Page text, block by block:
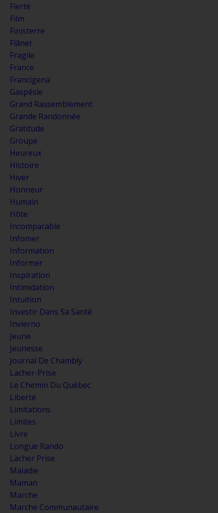
Fierté
Film
Finisterre
Flâner
Fragile
France
Francigena
Gaspésie
Grand Rassemblement
Grande Randonnée
Gratitude
Groupe
Heureux
Histoire
Hiver
Honneur
Humain
Hôte
Incomparable
Infomer
Information
Informer
Inspiration
Intimidation
Intuition
Investir Dans Sa Santé
Invierno
Jeune
Jeunesse
Journal De Chambly
Lacher-Prise
Le Chemin Du Québec
Liberté
Limitations
Limites
Livre
Longue Rando
Lächer Prise
Maladie
Maman
Marche
Marche Communautaire